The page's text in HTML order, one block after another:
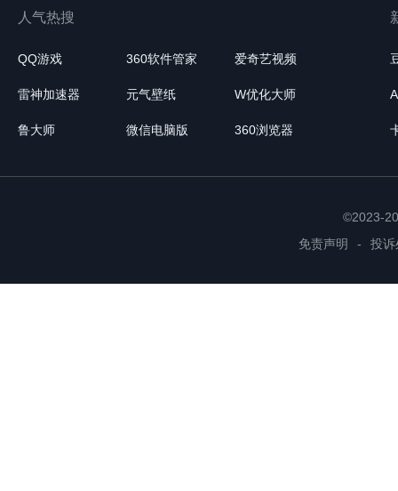
人气热搜
QQ游戏 360软件管家 爱奇艺视频
雷神加速器 元气壁纸 W优化大师
鲁大师 微信电脑版 360浏览器
©2023-
免责声明
- 投诉